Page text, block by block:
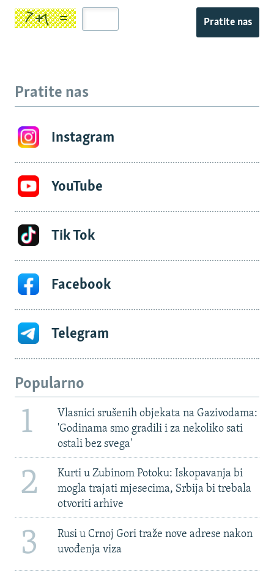
Pratite nas
Pratite nas
Instagram
YouTube
Tik Tok
Facebook
Telegram
Popularno
1
Vlasnici srušenih objekata na Gazivodama:
'Godinama smo gradili i za nekoliko sati
ostali bez svega'
2
Kurti u Zubinom Potoku: Iskopavanja bi
mogla trajati mjesecima, Srbija bi trebala
otvoriti arhive
3
Rusi u Crnoj Gori traže nove adrese nakon
uvođenja viza